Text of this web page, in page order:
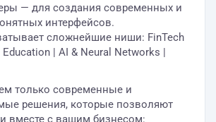
— для создания современных и
интерфейсов.
сложнейшие ниши: FinTech
| AI & Neural Networks |
только современные и
решения, которые позволяют
вместе с вашим бизнесом: